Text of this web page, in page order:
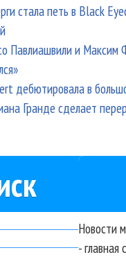
стала петь в Black
Павлиашвили и Максим
дебютировала в
Гранде сделает
Новости
- главная